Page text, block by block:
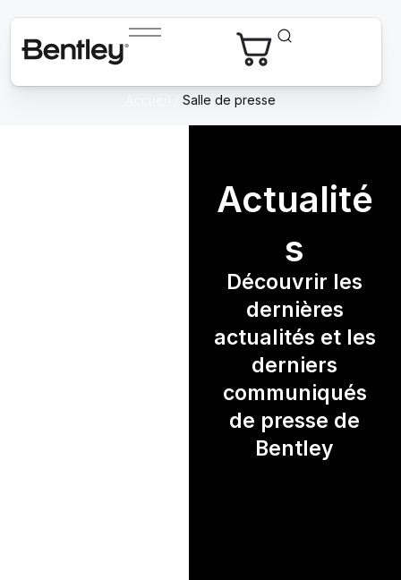
Salle de presse
Actualité
s
Découvrir les
dernières
actualités et les
derniers
communiqués
de presse de
Bentley